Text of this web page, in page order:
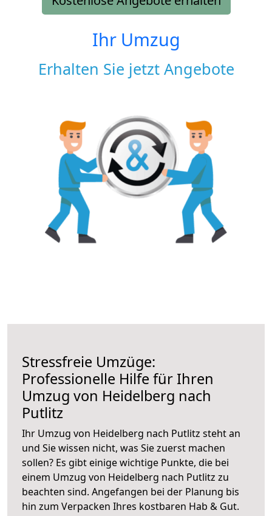
Ihr Umzug
Erhalten Sie jetzt Angebote
Stressfreie Umzüge:
Professionelle Hilfe für Ihren
Umzug von Heidelberg nach
Putlitz
Ihr Umzug von Heidelberg nach Putlitz steht an
und Sie wissen nicht, was Sie zuerst machen
sollen? Es gibt einige wichtige Punkte, die bei
einem Umzug von Heidelberg nach Putlitz zu
beachten sind. Angefangen bei der Planung bis
hin zum Verpacken Ihres kostbaren Hab & Gut.